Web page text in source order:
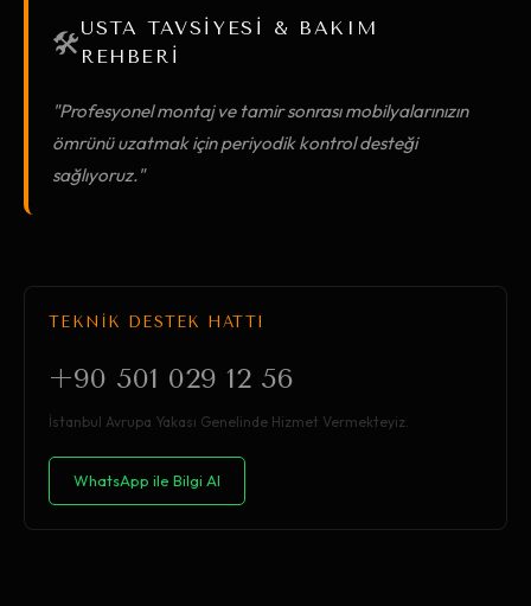
🛠️USTA TAVSİYESİ & BAKIM
REHBERİ
"Profesyonel montaj ve tamir sonrası mobilyalarınızın
ömrünü uzatmak için periyodik kontrol desteği
sağlıyoruz."
TEKNİK DESTEK HATTI
+90 501 029 12 56
İstanbul Avrupa Yakası Genelinde Hizmet Vermekteyiz.
WhatsApp ile Bilgi Al